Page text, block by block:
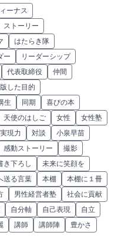
ーナス
ストーリー
はたらき隊
ー
リーダーシップ
代表取締役
仲間
した目的
生 同期
喜びの本
天使のはしご 女性
女性塾
実現力 対談
小泉早苗
感動ストーリー
撮影
き下ろし
未来に笑顔を
送る言葉 本棚
本棚に１冊
男性経営者塾
社会に貢献
自分軸 自己表現
自立
講師 講師陣
豊かさ